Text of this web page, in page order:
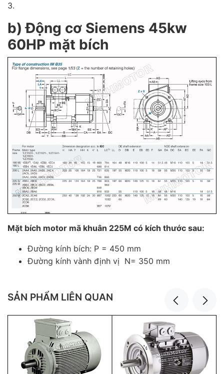
3.
b) Động cơ Siemens 45kw
60HP mặt bích
Mặt bích motor mã khuân 225M có kích thước sau:
Đường kính bích: P = 450 mm
Đường kính vành định vị N= 350 mm
SẢN PHẨM LIÊN QUAN